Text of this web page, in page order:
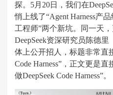
探。5月20日，我们在
悄上线了“Agent Harness产
工程师”两个新坑。同一天
DeepSeek资深研究员陈德
体上公开招人，标题非常直
Code Harness”，正文更是直
做DeepSeek Code Harness”。